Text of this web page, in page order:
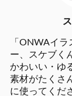
「ONWAイ
ー、スケブく
かわいい・ゆ
素材がたくさ
に使ってくだ